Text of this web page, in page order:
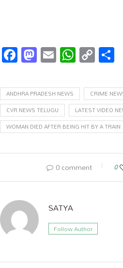
Facebook
Mastodon
EmailCopy
Link
ANDHRA PRADESH NEWS CRIME
CVR NEWS TELUGU
LATEST VIDEO
WOMAN DIED AFTER BEING HIT BY A TRAIN
0 comment 0
SATYA
Follow Author